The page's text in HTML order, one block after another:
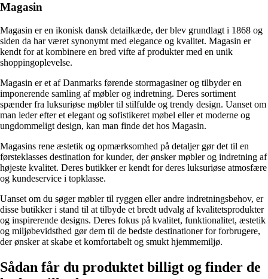
Magasin
Magasin er en ikonisk dansk detailkæde, der blev grundlagt i 1868 og
siden da har været synonymt med elegance og kvalitet. Magasin er
kendt for at kombinere en bred vifte af produkter med en unik
shoppingoplevelse.
Magasin er et af Danmarks førende stormagasiner og tilbyder en
imponerende samling af møbler og indretning. Deres sortiment
spænder fra luksuriøse møbler til stilfulde og trendy design. Uanset om
man leder efter et elegant og sofistikeret møbel eller et moderne og
ungdommeligt design, kan man finde det hos Magasin.
Magasins rene æstetik og opmærksomhed på detaljer gør det til en
førsteklasses destination for kunder, der ønsker møbler og indretning af
højeste kvalitet. Deres butikker er kendt for deres luksuriøse atmosfære
og kundeservice i topklasse.
Uanset om du søger møbler til ryggen eller andre indretningsbehov, er
disse butikker i stand til at tilbyde et bredt udvalg af kvalitetsprodukter
og inspirerende designs. Deres fokus på kvalitet, funktionalitet, æstetik
og miljøbevidsthed gør dem til de bedste destinationer for forbrugere,
der ønsker at skabe et komfortabelt og smukt hjemmemiljø.
Sådan får du produktet billigt og finder de